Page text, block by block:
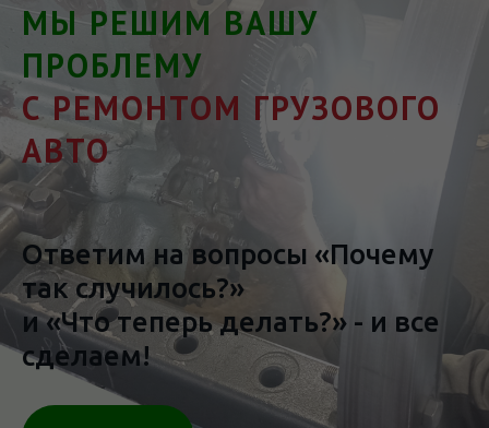
МЫ РЕШИМ ВАШУ
ПРОБЛЕМУ
С РЕМОНТОМ ГРУЗОВОГО
АВТО
Ответим на вопросы «Почему
так случилось?»
и «Что теперь делать?» - и все
сделаем!